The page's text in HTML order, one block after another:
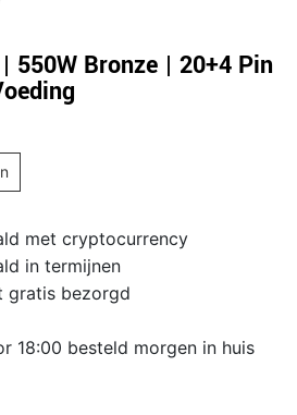
550W Bronze | 20+4 Pin
met cryptocurrency
in termijnen
gratis bezorgd
18:00 besteld morgen in huis